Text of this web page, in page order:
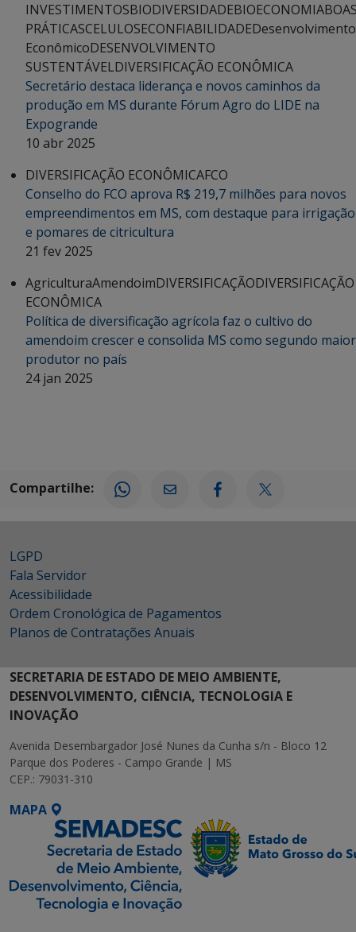
INVESTIMENTOSBIODIVERSIDADEBIOECONOMIA
PRÁTICASCELULOSECONFIABILIDADEDesenvolvimento
EconômicoDESENVOLVIMENTO
SUSTENTÁVELDIVERSIFICAÇÃO ECONÔMICA
Secretário destaca liderança e novos caminhos da
produção em MS durante Fórum Agro do LIDE na
Expogrande
10 abr 2025
DIVERSIFICAÇÃO ECONÔMICAFCO
Conselho do FCO aprova R$ 219,7 milhões para novos
empreendimentos em MS, com destaque para irrigação
e pomares de citricultura
21 fev 2025
AgriculturaAmendoimDIVERSIFICAÇÃODIVERSIFICAÇÃO
ECONÔMICA
Política de diversificação agrícola faz o cultivo do
amendoim crescer e consolida MS como segundo maior
produtor no país
24 jan 2025
Compartilhe:
LGPD
Fala Servidor
Acessibilidade
Ordem Cronológica de Pagamentos
Planos de Contratações Anuais
SECRETARIA DE ESTADO DE MEIO AMBIENTE,
DESENVOLVIMENTO, CIÊNCIA, TECNOLOGIA E
INOVAÇÃO
Avenida Desembargador José Nunes da Cunha s/n - Bloco 12
Parque dos Poderes - Campo Grande | MS
CEP.: 79031-310
MAPA